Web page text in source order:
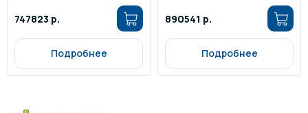
747823 р.
Подробнее
890541 р.
Подробнее